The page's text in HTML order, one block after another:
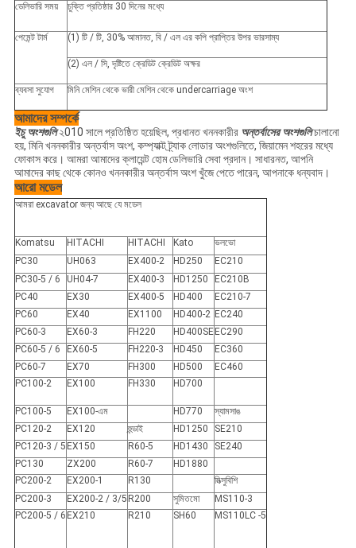
ডেলিভারি সময় চুক্তি প্রতিষ্ঠার 30 দিনের মধ্যে
পেমেন্ট টার্ম (1) টি / টি, 30% আমানত, বি / এল এর কপি প্রাপ্তির উপর ভারসাম্য
(2) এল / সি, দৃষ্টিতে ক্রেডিট ক্রেডিট অক্ষর
ব্যবসা সুযোগ মিনি মেশিন থেকে ভারী মেশিন থেকে undercarriage অংশ
আমাদের সম্পর্কে
ইচু অংশগুলি২010 সালে প্রতিষ্ঠিত হয়েছিল, প্রধানত খননকারীর অন্তর্বাসের অংশগুলিচালানো
হয়, মিনি খননকারীর অন্তর্বাস অংশ, কম্প্যাক্ট ট্র্যাক লোডার অংশগুলিতে, জিয়ামেন শহরের মধ্যে
ফোকাস করে। আমরা আমাদের ক্লায়েন্ট হোম ডেলিভারি সেবা প্রদান। সাধারনত, আপনি
আমাদের কাছ থেকে কোনও খননকারীর অন্তর্বাস অংশ খুঁজে পেতে পারেন, আপনাকে ধন্যবাদ।
আরো মডেল
আমরা excavator জন্য আছে যে মডেল
Komatsu HITACHI HITACHI Kato
ভলভো
PC30
UH063 EX400-2 HD250
EC210
PC30-5 / 6
UH04-7 EX400-3 HD1250
EC210B
PC40
EX30 EX400-5 HD400
EC210-7
PC60
EX40 EX1100 HD400-2 EC240
PC60-3
EX60-3 FH220 HD400SE EC290
PC60-5 / 6
EX60-5 FH220-3 HD450
EC360
PC60-7
EX70 FH300 HD500
EC460
PC100-2
EX100 FH330 HD700
PC100-5 EX100-এম HD770
স্যামসাঙ
PC120-2
EX120 হুন্ডাই HD1250
SE210
PC120-3 / 5 EX150 R60-5 HD1430
SE240
PC130
ZX200 R60-7
HD1880
PC200-2
EX200-1 R130
মিত্সুবিশি
PC200-3
EX200-2 / 3/5 R200 সুমিতমো
MS110-3
PC200-5 / 6 EX210 R210 SH60 MS110LC -5